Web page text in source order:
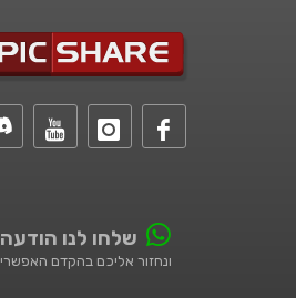
שלחו לנו הודעה
ונחזור אליכם בהקדם האפשרי